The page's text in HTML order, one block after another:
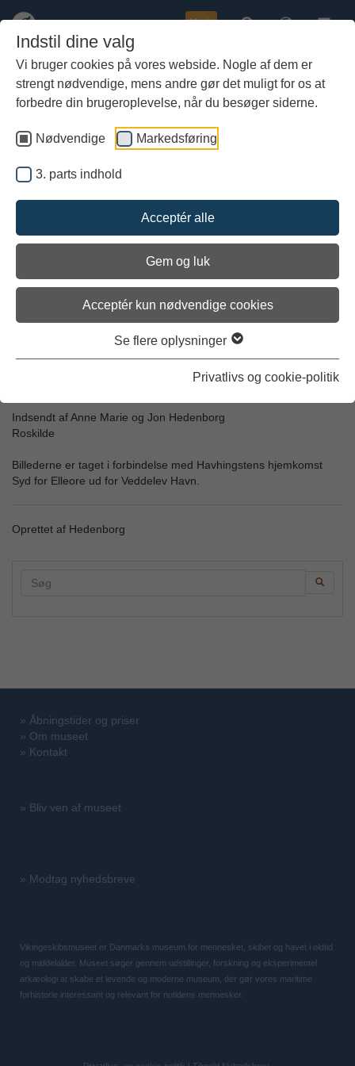
Indstil dine valg
Vi bruger cookies på vores webside. Nogle af dem er
strengt nødvendige, mens andre gør det muligt for os at
forbedre din brugeroplevelse, når du besøger siderne.
Nødvendige Markedsføring
3. parts indhold
Acceptér alle
Gem og luk
Acceptér kun nødvendige cookies
Se flere oplysninger
Privatlivs og cookie-politik
indhold
Køb
VS: Billeder til konkurencen
Indsendt af Anne Marie og Jon Hedenborg
Roskilde
Billederne er taget i forbindelse med Havhingstens hjemkomst
Syd for Elleore ud for Veddelev Havn.
Oprettet af Hedenborg
» Åbningstider og priser
» Om museet
» Kontakt
» Bliv ven af museet
» Modtag nyhedsbreve
Vikingeskibsmuseet er Danmarks museum for mennesket, skibet og havet i oldtid
og middelalder. Museet søger gennem udstillinger, forskning og eksperimentel
arkæologi at skabe et levende og moderne museum, der gør vores maritime
forhistorie interessant og relevant for nutidens mennesker.